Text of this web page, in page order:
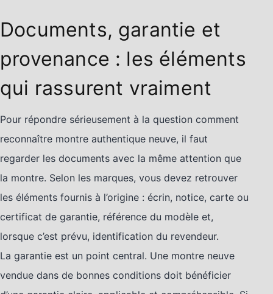
Documents, garantie et
provenance : les éléments
qui rassurent vraiment
Pour répondre sérieusement à la question comment
reconnaître montre authentique neuve, il faut
regarder les documents avec la même attention que
la montre. Selon les marques, vous devez retrouver
les éléments fournis à l’origine : écrin, notice, carte ou
certificat de garantie, référence du modèle et,
lorsque c’est prévu, identification du revendeur.
La garantie est un point central. Une montre neuve
vendue dans de bonnes conditions doit bénéficier